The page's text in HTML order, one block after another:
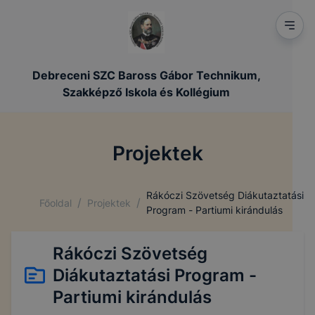
Debreceni SZC Baross Gábor Technikum,
Szakképző Iskola és Kollégium
Projektek
Főoldal / Projektek /
Rákóczi Szövetség Diákutaztatási
Program - Partiumi kirándulás
Rákóczi Szövetség
Diákutaztatási Program -
Partiumi kirándulás